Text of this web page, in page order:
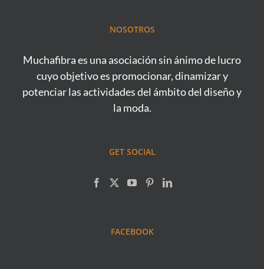
NOSOTROS
Muchafibra es una asociación sin ánimo de lucro
cuyo objetivo es promocionar, dinamizar y
potenciar las actividades del ámbito del diseño y
la moda.
GET SOCIAL
FACEBOOK